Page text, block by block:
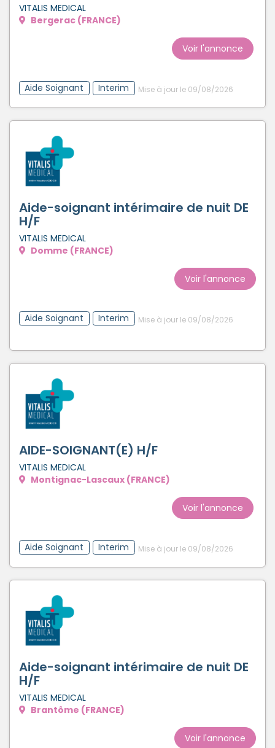
VITALIS MEDICAL
Bergerac (FRANCE)
Voir l'annonce
Aide Soignant Interim Mise à jour le 09/08/2026
Aide-soignant intérimaire de nuit DE
H/F
VITALIS MEDICAL
Domme (FRANCE)
Voir l'annonce
Aide Soignant Interim Mise à jour le 09/08/2026
AIDE-SOIGNANT(E) H/F
VITALIS MEDICAL
Montignac-Lascaux (FRANCE)
Voir l'annonce
Aide Soignant Interim Mise à jour le 09/08/2026
Aide-soignant intérimaire de nuit DE
H/F
VITALIS MEDICAL
Brantôme (FRANCE)
Voir l'annonce